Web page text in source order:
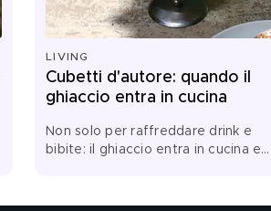
LIVING
Cubetti d'autore: quando il
ghiaccio entra in cucina
Non solo per raffreddare drink e
bibite: il ghiaccio entra in cucina e
insalate ai dessert, gli chef lo